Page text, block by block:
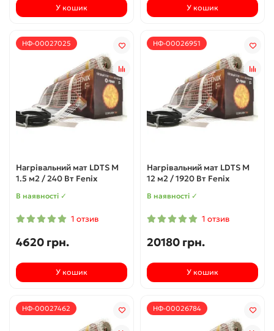
У кошик У кошик
НФ-00027025
Нагрівальний мат LDTS M
1.5 м2 / 240 Вт Fenix
В наявності ✓
1 отзив
4620 грн.
У кошик
НФ-00026951
Нагрівальний мат LDTS M
12 м2 / 1920 Вт Fenix
В наявності ✓
1 отзив
20180 грн.
У кошик
НФ-00027462 НФ-00026784